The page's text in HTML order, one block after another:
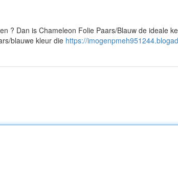
? Dan is Chameleon Folie Paars/Blauw de ideale
blauwe kleur die https://